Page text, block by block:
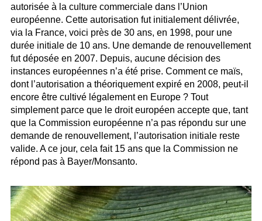
autorisée à la culture commerciale dans l’Union
européenne. Cette autorisation fut initialement délivrée,
via la France, voici près de 30 ans, en 1998, pour une
durée initiale de 10 ans. Une demande de renouvellement
fut déposée en 2007. Depuis, aucune décision des
instances européennes n’a été prise. Comment ce maïs,
dont l’autorisation a théoriquement expiré en 2008, peut-il
encore être cultivé légalement en Europe ? Tout
simplement parce que le droit européen accepte que, tant
que la Commission européenne n’a pas répondu sur une
demande de renouvellement, l’autorisation initiale reste
valide. A ce jour, cela fait 15 ans que la Commission ne
répond pas à Bayer/Monsanto.